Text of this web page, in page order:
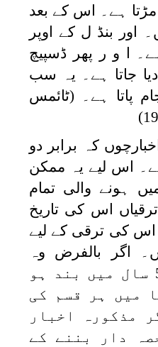
مڑتا ہے۔ اس کے بعد
اور بنڈ ل کے اوپر
ہے۔ ا و ر پھر ڈسپیچ
دیا جاتا ہے۔ یہ سب
پاتا ہے۔ (ٹائمس
کہ برابر دو
اس لیے یہ ممکن
ہونے والی تمام
اس کی تاریخ
اس کی ترقی کے لیے
اگر بالفرض وہ
ابتدائی 25 سال یا 50 سال میں بند ہو
میں ہر قسم کی
مذکورہ اخبار
دار بننے کے